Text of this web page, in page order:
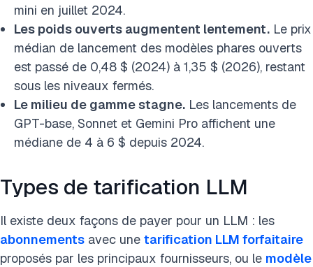
mini en juillet 2024.
Les poids ouverts augmentent lentement. Le prix
médian de lancement des modèles phares ouverts
est passé de 0,48 $ (2024) à 1,35 $ (2026), restant
sous les niveaux fermés.
Le milieu de gamme stagne. Les lancements de
GPT-base, Sonnet et Gemini Pro affichent une
médiane de 4 à 6 $ depuis 2024.
Types de tarification LLM
Il existe deux façons de payer pour un LLM : les
abonnements avec une tarification LLM forfaitaire
proposés par les principaux fournisseurs, ou le modèle